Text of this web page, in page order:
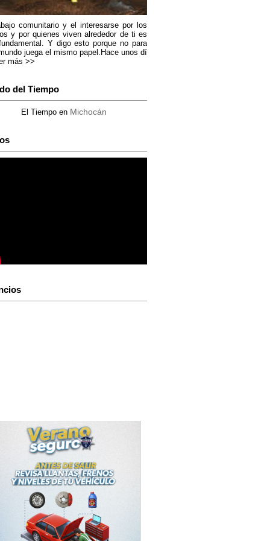
comunitario y el interesarse por los
y por quienes viven alrededor de ti es
Y digo esto porque no para
juega el mismo papel.Hace unos dí
más >>
del Tiempo
El Tiempo en Michocán